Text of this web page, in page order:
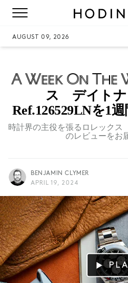
AUGUST 09, 2026
A Week On The
ス デイトナ
Ref.126529LNを1
時計界の主役を張るロレック
のレビューをお
BENJAMIN CLYMER
APRIL 19, 2024